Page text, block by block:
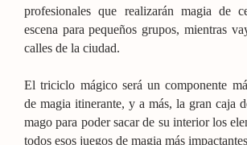
profesionales que realizarán magia de
escena para pequeños grupos, mientras
calles de la ciudad.
El triciclo mágico será un componente
de magia itinerante, y a más, la gran caja
mago para poder sacar de su interior los
todos esos juegos de magia más